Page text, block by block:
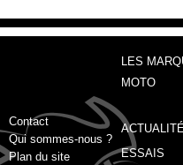
Contact
Qui sommes-nous ?
Plan du site
LES
MOTO
ESSAIS